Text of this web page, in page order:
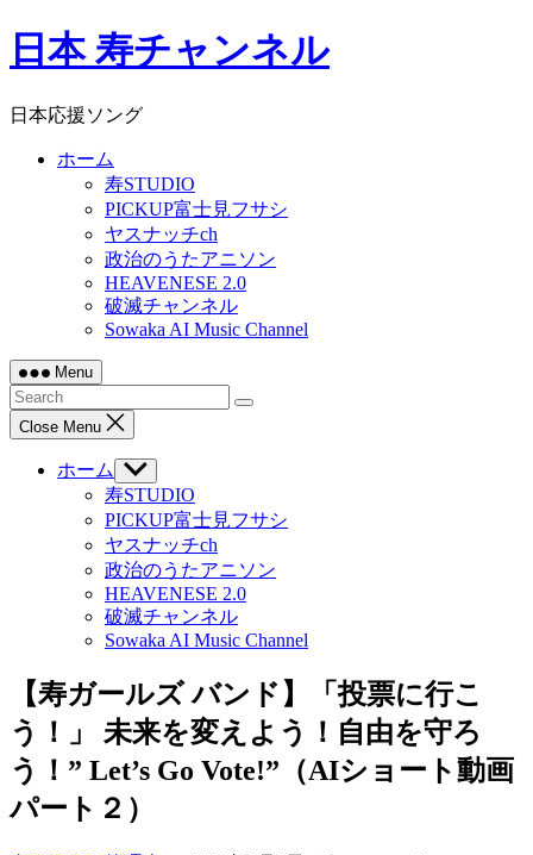
Skip
to日本 寿チャンネル
日本応援ソング
ホーム
寿STUDIO
PICKUP富士見フサシ
ヤスナッチch
政治のうたアニソン
HEAVENESE 2.0
破滅チャンネル
Sowaka AI Music Channel
Menu
Close Menu
ホーム
Show
sub
menu
寿STUDIO
PICKUP富士見フサシ
ヤスナッチch
政治のうたアニソン
HEAVENESE 2.0
破滅チャンネル
Sowaka AI Music Channel
【寿ガールズ バンド】「投票に行こ
う！」 未来を変えよう！自由を守ろ
う！” Let’s Go Vote!”（AIショート動画
パート２）